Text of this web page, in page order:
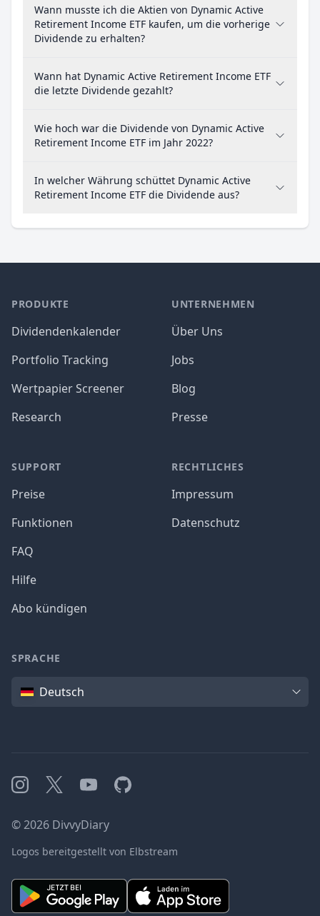
Wann musste ich die Aktien von Dynamic Active
Retirement Income ETF kaufen, um die vorherige
Dividende zu erhalten?
Wann hat Dynamic Active Retirement Income ETF
die letzte Dividende gezahlt?
Wie hoch war die Dividende von Dynamic Active
Retirement Income ETF im Jahr 2022?
In welcher Währung schüttet Dynamic Active
Retirement Income ETF die Dividende aus?
PRODUKTE
Dividendenkalender
Portfolio Tracking
Wertpapier Screener
Research
SUPPORT
Preise
Funktionen
FAQ
Hilfe
Abo kündigen
UNTERNEHMEN
Über Uns
Jobs
Blog
Presse
RECHTLICHES
Impressum
Datenschutz
SPRACHE
SpracheDeutsch
Instagram
X YouTubeGitHub
©2026 DivvyDiary
Logos bereitgestellt von Elbstream